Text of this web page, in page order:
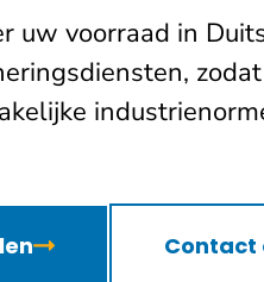
uw voorraad in
Contact